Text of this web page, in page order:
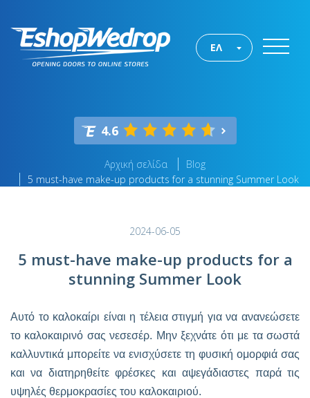
ΕΛ
4.6
Αρχική σελίδα
Blog
5 must-have make-up products for a stunning Summer Look
2024-06-05
5 must-have make-up products for a
stunning Summer Look
Αυτό το καλοκαίρι είναι η τέλεια στιγμή για να ανανεώσετε
το καλοκαιρινό σας νεσεσέρ. Μην ξεχνάτε ότι με τα σωστά
καλλυντικά μπορείτε να ενισχύσετε τη φυσική ομορφιά σας
και να διατηρηθείτε φρέσκες και αψεγάδιαστες παρά τις
υψηλές θερμοκρασίες του καλοκαιριού.